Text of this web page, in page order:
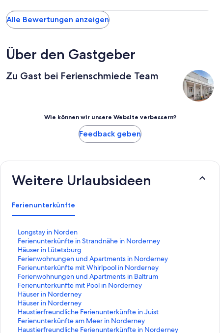
Alle Bewertungen anzeigen
Über den Gastgeber
Zu Gast bei Ferienschmiede Team
Wie können wir unsere Website verbessern?
Feedback geben
Weitere Urlaubsideen
Ferienunterkünfte
Longstay in Norden
L
i
n
k
,
d
e
r
d
i
e
f
Ferienunterkünfte in Strandnähe in Norderney
L
i
n
k
,
d
e
r
d
i
e
Häuser in Lütetsburg
L
i
n
k
,
d
e
r
d
i
Ferienwohnungen und Apartments in Norderney
L
i
n
k
,
d
e
r
d
Ferienunterkünfte mit Whirlpool in Norderney
L
i
n
k
,
d
e
r
Ferienwohnungen und Apartments in Baltrum
L
i
n
k
,
d
e
Ferienunterkünfte mit Pool in Norderney
L
i
n
k
,
d
Häuser in Norderney
L
i
n
k
,
Häuser in Norderney
L
i
n
k
Haustierfreundliche Ferienunterkünfte in Juist
L
i
n
Ferienunterkünfte am Meer in Norderney
L
iHaustierfreundliche Ferienunterkünfte in Norderney
L